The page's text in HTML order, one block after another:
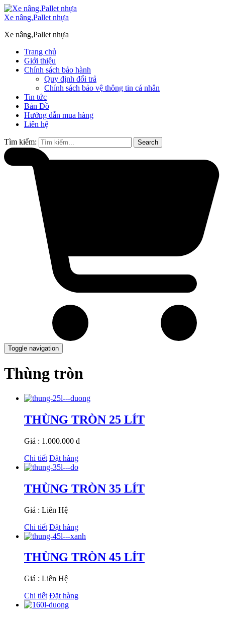
Xe nâng,Pallet nhựa
Xe nâng,Pallet nhựa
Trang chủ
Giới thiệu
Chính sách bảo hành
Quy định đổi trả
Chính sách bảo vệ thông tin cá nhân
Tin tức
Bản Đồ
Hướng dẫn mua hàng
Liên hệ
Tìm kiếm: Search
Toggle navigation
Thùng tròn
THÙNG TRÒN 25 LÍT
Giá : 1.000.000 đ
Chi tiết Đặt hàng
THÙNG TRÒN 35 LÍT
Giá : Liên Hệ
Chi tiết Đặt hàng
THÙNG TRÒN 45 LÍT
Giá : Liên Hệ
Chi tiết Đặt hàng